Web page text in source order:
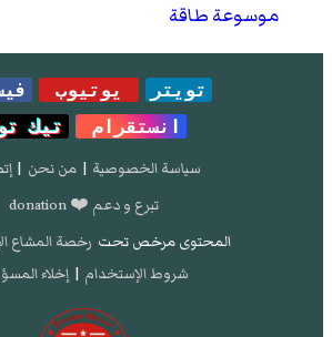
موسوعة طاقة
تويتر يوتيوب
انستقرام
تيك
سياسة الخصوصية | من نحن |
تبرع و دعم ❤️ donation
المحتوى مرخص تحت رخصة المشاع
شروط الإستخدام | إخلاء